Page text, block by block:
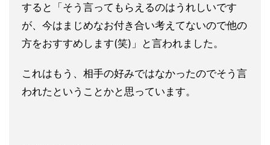
すると「そう言ってもらえるのはうれしいです
が、今はまじめなお付き合い考えてないので他の
方をおすすめします(笑)」と言われました。
これはもう、相手の好みではなかったのでそう言
われたということかと思っています。